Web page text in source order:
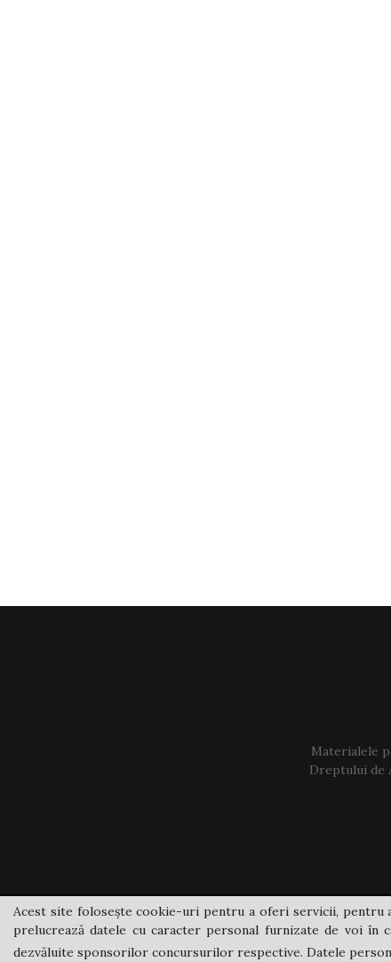
Materialele
Dreptului de
Acest site folosește cookie-uri pentru a oferi servicii, pentru
prelucrează datele cu caracter personal furnizate de voi
dezvăluite sponsorilor concursurilor respective. Datele